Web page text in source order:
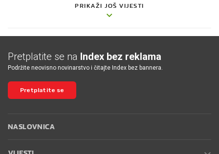
PRIKAŽI JOŠ VIJESTI
Pretplatite se na Index bez reklama
Podržite neovisno novinarstvo i čitajte Index bez bannera.
Pretplatite se
NASLOVNICA
VIJESTI